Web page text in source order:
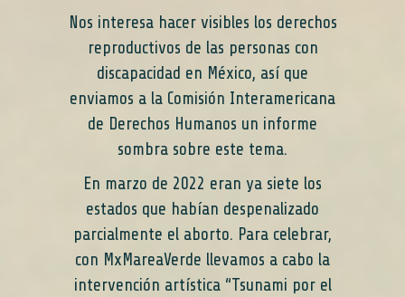
Nos interesa hacer visibles los derechos
reproductivos de las personas con
discapacidad en México, así que
enviamos a la Comisión Interamericana
de Derechos Humanos un informe
sombra sobre este tema.
En marzo de 2022 eran ya siete los
estados que habían despenalizado
parcialmente el aborto. Para celebrar,
con MxMareaVerde llevamos a cabo la
intervención artística “Tsunami por el